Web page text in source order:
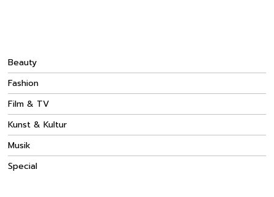
Beauty
Fashion
Film & TV
Kunst & Kultur
Musik
Special